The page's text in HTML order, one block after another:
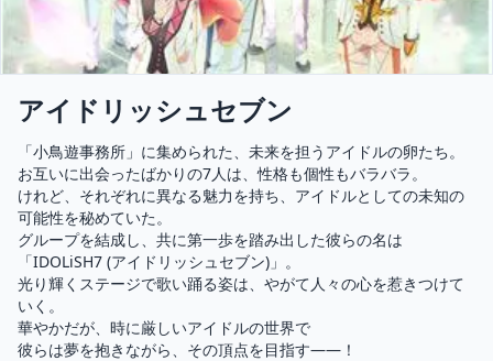
アイドリッシュセブン
「小鳥遊事務所」に集められた、未来を担うアイドルの卵たち。
お互いに出会ったばかりの7人は、性格も個性もバラバラ。
けれど、それぞれに異なる魅力を持ち、アイドルとしての未知の
可能性を秘めていた。
グループを結成し、共に第一歩を踏み出した彼らの名は
「IDOLiSH7 (アイドリッシュセブン)」。
光り輝くステージで歌い踊る姿は、やがて人々の心を惹きつけて
いく。
華やかだが、時に厳しいアイドルの世界で
彼らは夢を抱きながら、その頂点を目指す――！